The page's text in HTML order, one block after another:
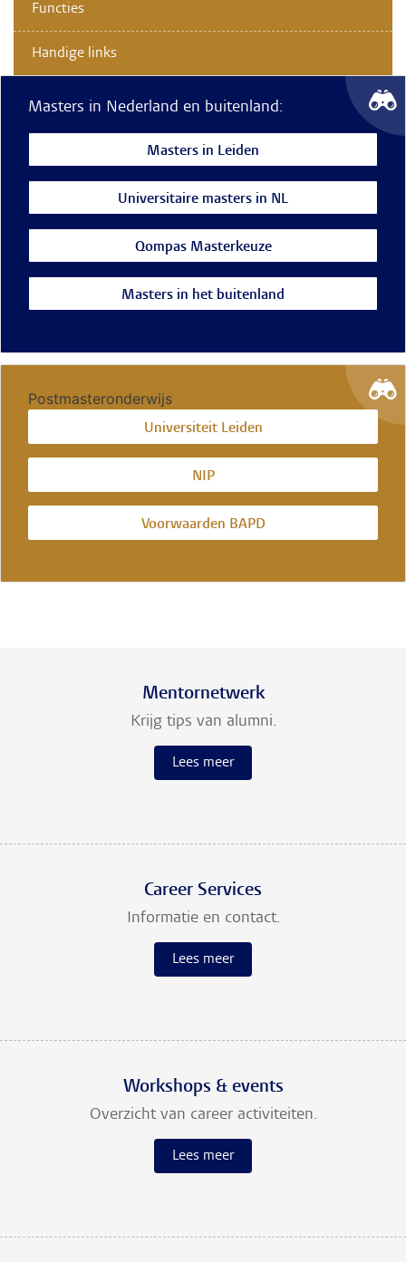
Functies
Handige links
Masters in Nederland en buitenland:
Masters in Leiden
Universitaire masters in NL
Qompas Masterkeuze
Masters in het buitenland
Postmasteronderwijs
Universiteit Leiden
NIP
Voorwaarden BAPD
Mentornetwerk
Krijg tips van alumni.
Lees meer
Career Services
Informatie en contact.
Lees meer
Workshops & events
Overzicht van career activiteiten.
Lees meer